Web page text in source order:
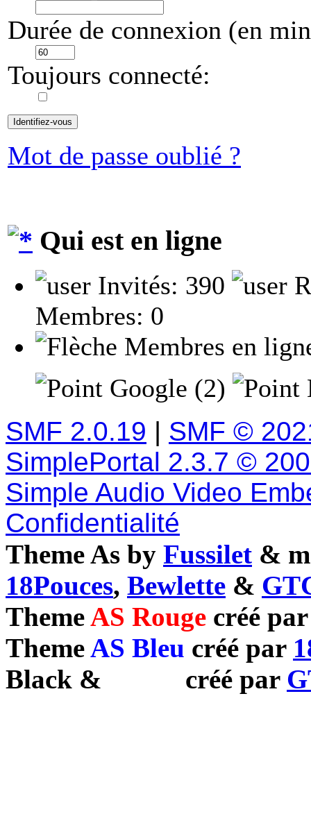
Durée de connexion (en
Toujours connecté:
Mot de passe oublié ?
Qui est en ligne
Invités: 390
Membres: 0
Membres en
Google (2)
SMF 2.0.19 | SMF ©
SimplePortal 2.3.7 ©
Simple Audio Video
Confidentialité
Theme As by Fussilet &
18Pouces, Bewlette &
ThemeAS Rouge créé
ThemeAS Bleu créé par
Black & créé par